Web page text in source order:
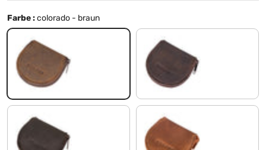
Farbe :colorado - braun
colorado - braun cognac - dunkelbraun
matt - dunkelbraun cognac - glänzend